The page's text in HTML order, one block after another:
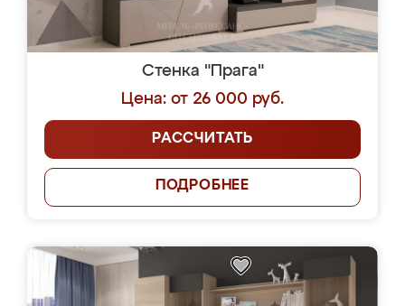
Стенка "Прага"
Цена: от 26 000 руб.
РАССЧИТАТЬ
ПОДРОБНЕЕ